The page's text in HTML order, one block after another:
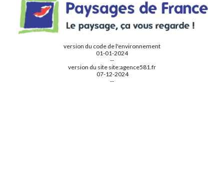
version du code de l'environnement
01-01-2024
--
version du site site:agence581.fr
07-12-2024
--